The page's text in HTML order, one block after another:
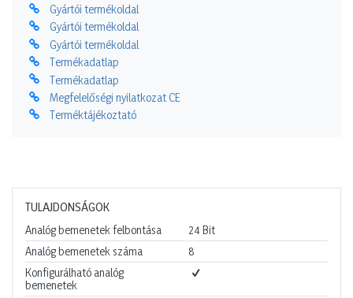
Gyártói termékoldal
Gyártói termékoldal
Gyártói termékoldal
Termékadatlap
Termékadatlap
Megfelelőségi nyilatkozat CE
Terméktájékoztató
TULAJDONSÁGOK
Analóg bemenetek felbontása
24 Bit
Analóg bemenetek száma
8
Konfigurálható analóg
bemenetek